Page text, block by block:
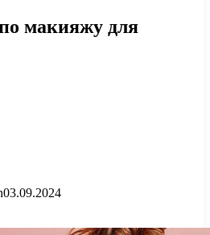
макияжу для
03.09.2024